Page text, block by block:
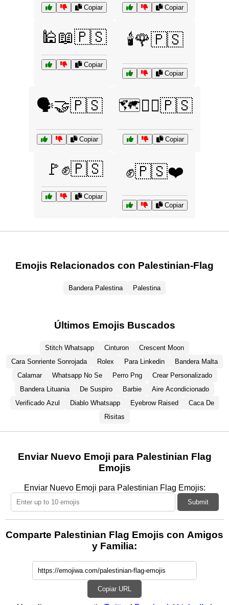
Copiar Copiar
🕌📖🇵🇸
Copiar
🕯️🌹🇵🇸
Copiar
🗣️🤝🇵🇸
Copiar
🗺️🚶‍♂️🇵🇸
Copiar
🚩✊🇵🇸
Copiar
✊🇵🇸❤️
Copiar
Emojis Relacionados con Palestinian-Flag
Bandera Palestina Palestina
Últimos Emojis Buscados
Stitch Whatsapp Cinturon
Crescent Moon
Cara Sonriente Sonrojada
Rolex Para Linkedin
Bandera Malta
Calamar
Whatsapp No Se Perro Png
Crear Personalizado
Bandera Lituania
De Suspiro Barbie
Aire Acondicionado
Verificado Azul
Diablo Whatsapp Eyebrow Raised
Caca De
Risitas
Enviar Nuevo Emoji para Palestinian Flag
Emojis
Enviar Nuevo Emoji para Palestinian Flag Emojis:
Submit
Comparte Palestinian Flag Emojis con Amigos
y Familia:
Copiar URL